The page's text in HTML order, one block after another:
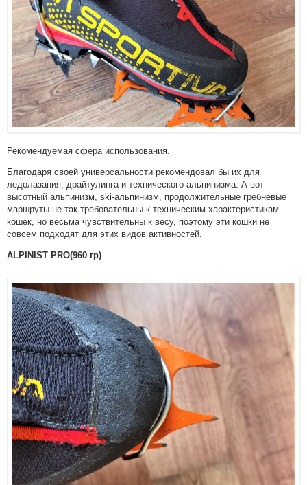
Рекомендуемая сфера использования.
Благодаря своей универсальности рекомендовал бы их для
ледолазания, драйтулинга и технического альпинизма. А вот
высотный альпинизм, ski-альпинизм, продолжительные гребневые
маршруты не так требовательны к техническим характеристикам
кошек, но весьма чувствительны к весу, поэтому эти кошки не
совсем подходят для этих видов активностей.
ALPINIST PRO(960 гр)